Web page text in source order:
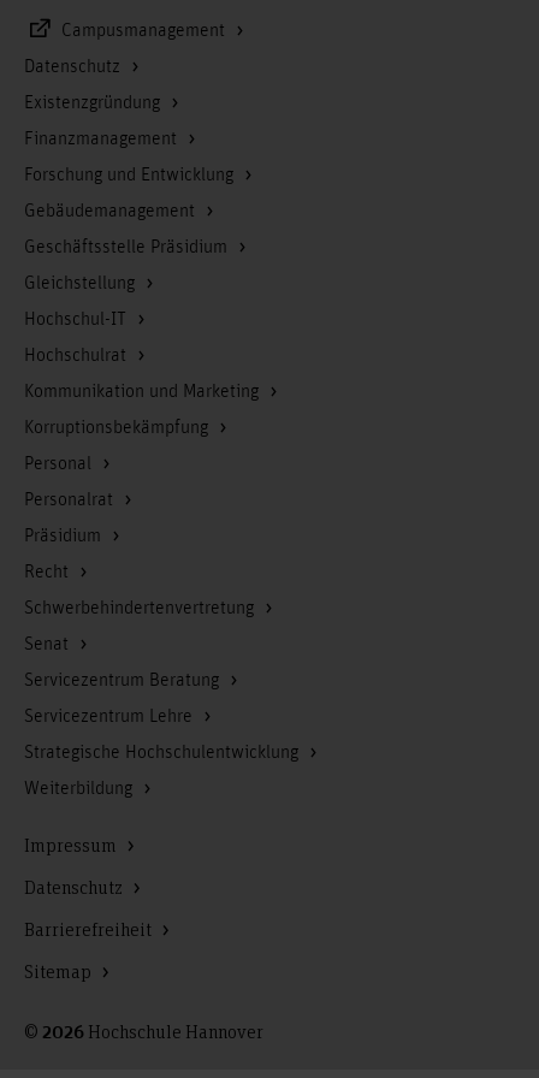
Campusmanagement
Datenschutz
Existenzgründung
Finanzmanagement
Forschung und Entwicklung
Gebäudemanagement
Geschäftsstelle Präsidium
Gleichstellung
Hochschul-IT
Hochschulrat
Kommunikation und Marketing
Korruptionsbekämpfung
Personal
Personalrat
Präsidium
Recht
Schwerbehindertenvertretung
Senat
Servicezentrum Beratung
Servicezentrum Lehre
Strategische Hochschulentwicklung
Weiterbildung
© 2026 Hochschule Hannover
Impressum
Datenschutz
Barrierefreiheit
Sitemap